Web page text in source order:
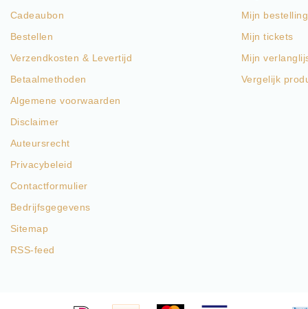
Cadeaubon
Bestellen
Verzendkosten & Levertijd
Betaalmethoden
Algemene voorwaarden
Disclaimer
Auteursrecht
Privacybeleid
Contactformulier
Bedrijfsgegevens
Sitemap
RSS-feed
Mijn
Mijn tickets
Mijn
Vergelijk